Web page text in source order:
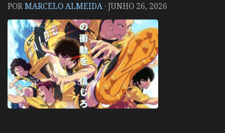
PORMARCELO ALMEIDA ·JUNHO 26, 2026